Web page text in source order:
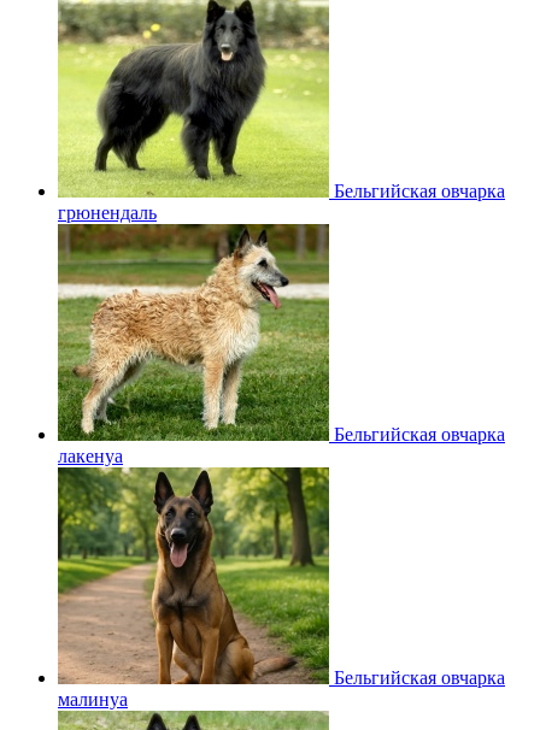
Бельгийская овчарка
грюнендаль
Бельгийская овчарка
лакенуа
Бельгийская овчарка
малинуа